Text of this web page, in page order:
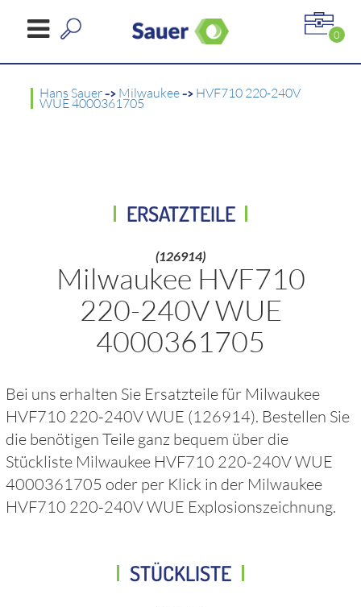
0
Hans Sauer-> Milwaukee-> HVF710 220-240V
WUE 4000361705
ERSATZTEILE
(126914)
Milwaukee HVF710
220-240V WUE
4000361705
Bei uns erhalten Sie Ersatzteile für Milwaukee
HVF710 220-240V WUE (126914). Bestellen Sie
die benötigen Teile ganz bequem über die
Stückliste Milwaukee HVF710 220-240V WUE
4000361705 oder per Klick in der Milwaukee
HVF710 220-240V WUE Explosionszeichnung.
STÜCKLISTE